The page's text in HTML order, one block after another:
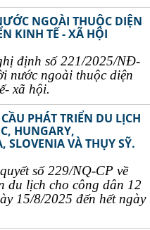
NGOÀI THUỘC DIỆN
KINH TẾ - XÃ HỘI
định số 221/2025/NĐ-
nước ngoài thuộc diện
xã hội.
PHÁT TRIỂN DU LỊCH
HUNGARY,
VÀ THỤY SỸ.
số 229/NQ-CP về
du lịch cho công dân 12
15/8/2025 đến hết ngày